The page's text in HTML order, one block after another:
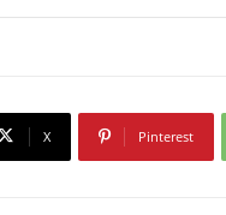
X Pinterest